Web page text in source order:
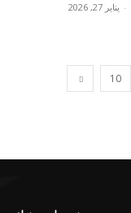
- يناير 27, 2026
10